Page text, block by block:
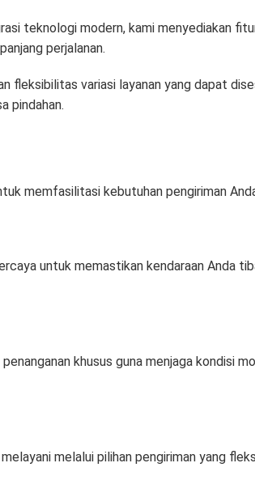
teknologi modern, kami menyediakan
perjalanan.
fleksibilitas variasi layanan yang dapat
pindahan.
memfasilitasi kebutuhan pengiriman
untuk memastikan kendaraan Anda
khusus guna menjaga kondisi
melalui pilihan pengiriman yang